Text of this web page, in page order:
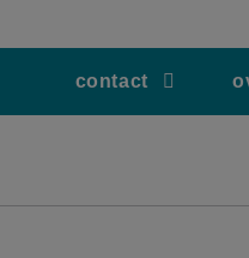
contact